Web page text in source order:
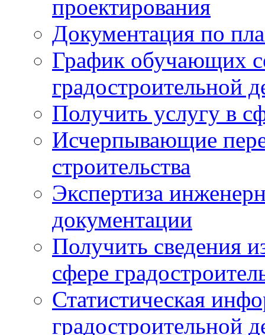
проектирования
Документация по
График обучающих
градостроительной
Получить услугу в
Исчерпывающие
строительства
Экспертиза
документации
Получить сведения
сфере
Статистическая
градостроительной